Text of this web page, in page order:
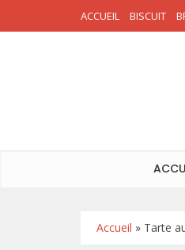
ACCUEIL BISCUIT
Accueil » Tarte